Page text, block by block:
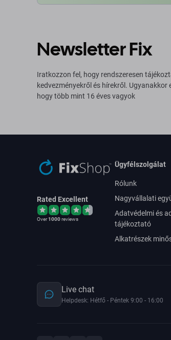
Newsletter Fix
Iratkozzon fel, hogy rendszeresen
kedvezményekről és hírekről.
hogy több mint 16 éves vagyok
Rated Excellent
Over1000reviews
Ügyfélszolgálat
Rólunk
Nagyvállalati
Adatvédelmi és
tájékoztató
Alkatrészek
Live chat
Helpdesk: Hétfő - Péntek 9:00 - 16:00